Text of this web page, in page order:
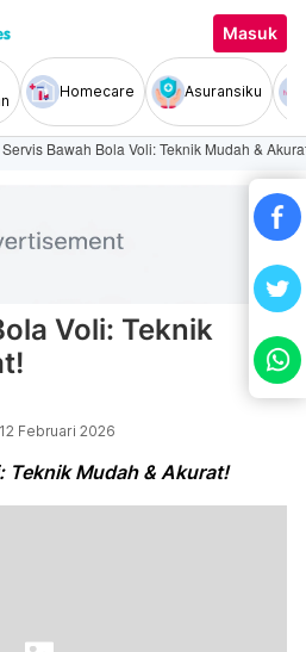
Masuk
Homecare Asuransiku
Servis Bawah Bola Voli: Teknik Mudah &
Voli: Teknik
12 Februari 2026
Teknik Mudah & Akurat!